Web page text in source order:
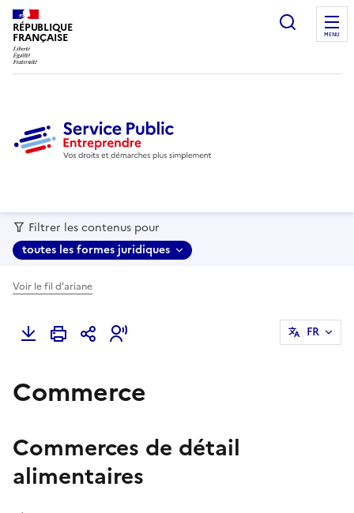
RÉPUBLIQUE
FRANÇAISE MENU
Filtrer les contenus pour
toutes les formes juridiques
Voir le fil d'ariane
FR
Commerce
Commerces de détail
alimentaires